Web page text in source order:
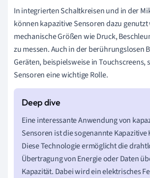
8
5
0
F
In integrierten Schaltkreisen und in der
können kapazitive Sensoren dazu
mechanische Größen wie Druck,
zu messen. Auch in der berührungslosen
Geräten, beispielsweise in Touchscreens,
Sensoren eine wichtige Rolle.
Eine interessante Anwendung von
Sensoren ist die sogenannte Kapazitive
Diese Technologie ermöglicht die
Übertragung von Energie oder Daten
Kapazität. Dabei wird ein elektrisches